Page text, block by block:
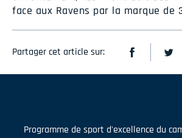
face aux Ravens par la marque de
Partager cet article sur:
Programme de sport d'excellence du